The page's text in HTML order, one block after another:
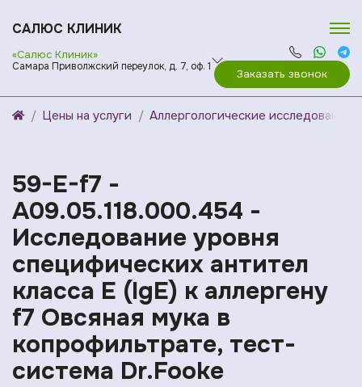
САЛЮС КЛИНИК
«Салюс Клиник»
Самара Приволжский переулок, д. 7, оф. 1
Заказать звонок
Цены на услуги Аллергологические исследования
59-E-f7 -
A09.05.118.000.454 -
Исследование уровня
специфических антител
класса E (IgE) к аллергену
f7 Овсяная мука в
копрофильтрате, тест-
система Dr.Fooke